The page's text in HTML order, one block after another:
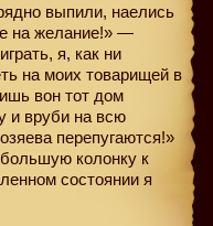
выпили, наелись
на желание!» —
я, как ни
на моих товарищей в
вон тот дом
и вруби на всю
перепугаются!»
колонку к
состоянии я